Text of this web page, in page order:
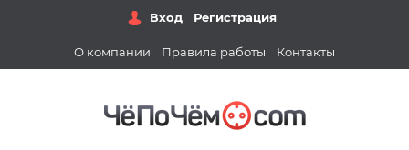
Вход Регистрация
О компании Правила работы Контакты